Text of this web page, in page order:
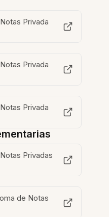
Privada
Privada
Privada
Privadas
de Notas